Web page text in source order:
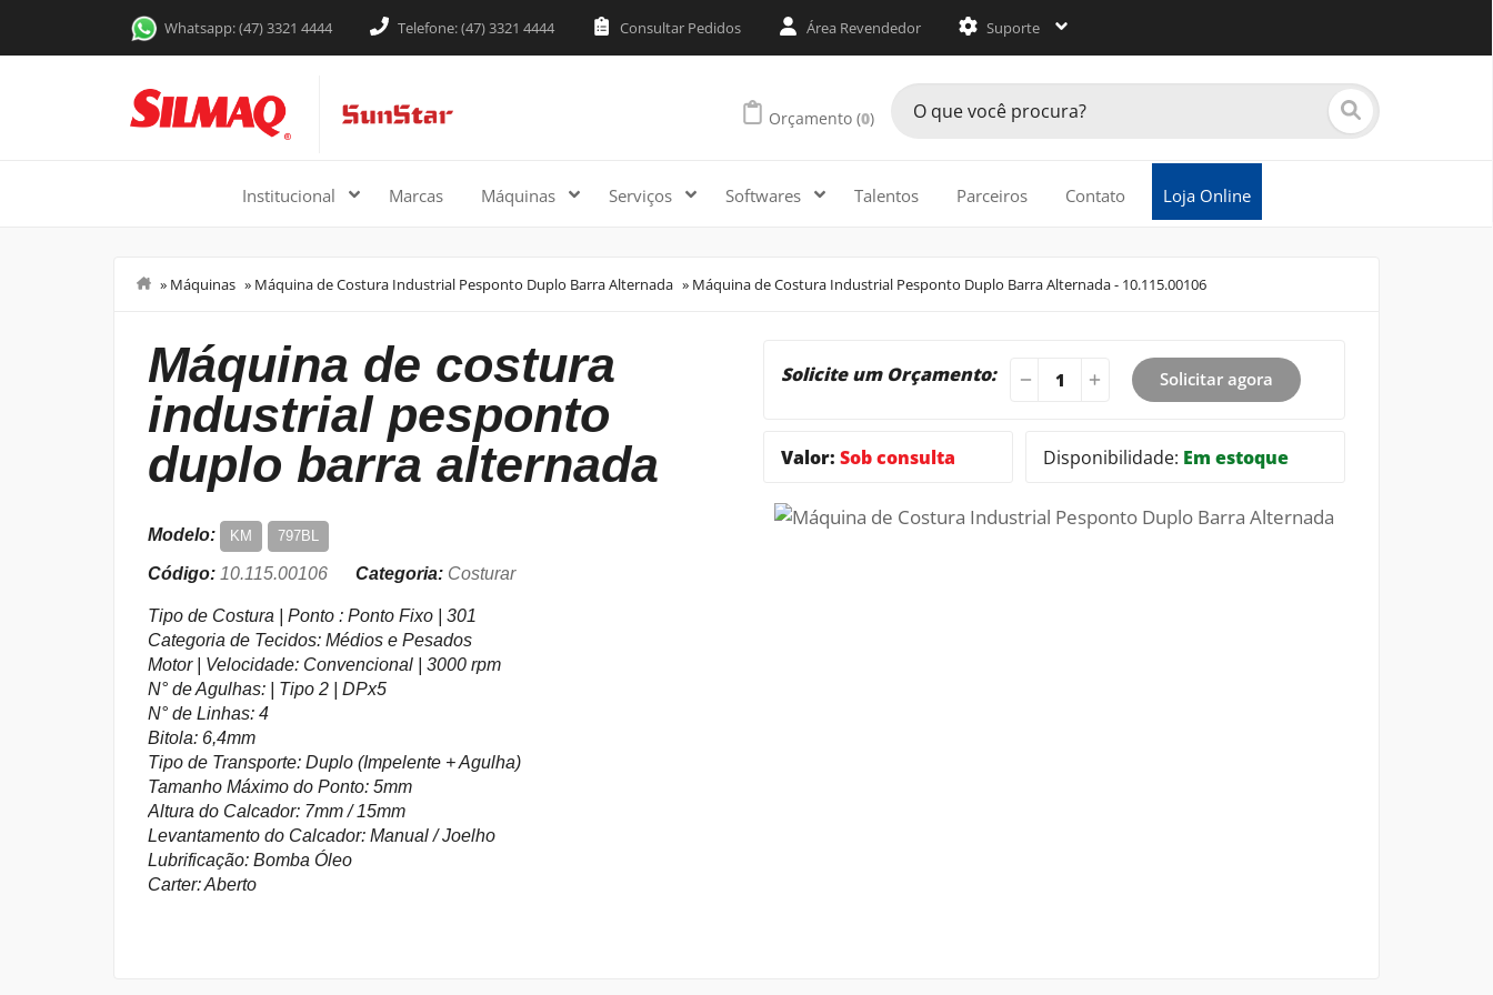
Whatsapp: (47) 3321 4444 Telefone: (47) 3321 4444 Consultar Pedidos Área Revendedor Suporte
Orçamento (0)
Institucional Marcas Máquinas Serviços Softwares Talentos Parceiros Contato Loja Online
Costurar
» Máquinas » Máquina de Costura Industrial Pesponto Duplo Barra Alternada » Máquina de Costura Industrial Pesponto Duplo Barra Alternada - 10.115.00106
máquina de costura
industrial pesponto
duplo barra alternada
Modelo: KM 797BL
Código: 10.115.00106 Categoria: Costurar
Tipo de Costura | Ponto : Ponto Fixo | 301
Categoria de Tecidos: Médios e Pesados
Motor | Velocidade: Convencional | 3000 rpm
N° de Agulhas: | Tipo 2 | DPx5
N° de Linhas: 4
Bitola: 6,4mm
Tipo de Transporte: Duplo (Impelente + Agulha)
Tamanho Máximo do Ponto: 5mm
Altura do Calcador: 7mm / 15mm
Levantamento do Calcador: Manual / Joelho
Lubrificação: Bomba Óleo
Carter: Aberto
Solicite um Orçamento: Solicitar agora
Valor: Sob consulta Disponibilidade: Em estoque